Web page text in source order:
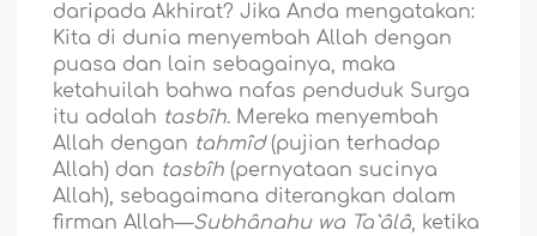
daripada Akhirat? Jika Anda mengatakan:
Kita di dunia menyembah Allah dengan
puasa dan lain sebagainya, maka
ketahuilah bahwa nafas penduduk Surga
itu adalah tasbîh. Mereka menyembah
Allah dengan tahmîd(pujian terhadap
Allah) dan tasbîh (pernyataan sucinya
Allah), sebagaimana diterangkan dalam
firman Allah—Subhânahu wa Ta`âlâ, ketika